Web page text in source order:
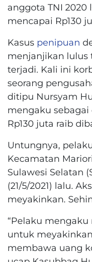
anggota TNI 2020
mencapai Rp130
Kasus penipuan
menjanjikan lulus
terjadi. Kali ini
seorang
ditipu Nursyam
mengaku
Rp130 juta raib
Untungnya,
Kecamatan
Sulawesi Selatan
(21/5/2021) lalu.
meyakinkan.
“Pelaku
untuk
membawa uang